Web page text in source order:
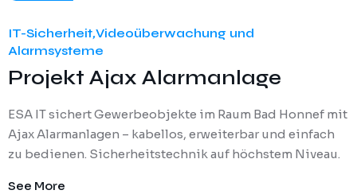
IT-Sicherheit,Videoüberwachung und
Alarmsysteme
Projekt Ajax Alarmanlage
ESA IT sichert Gewerbeobjekte im Raum Bad Honnef mit
Ajax Alarmanlagen – kabellos, erweiterbar und einfach
zu bedienen. Sicherheitstechnik auf höchstem Niveau.
See More